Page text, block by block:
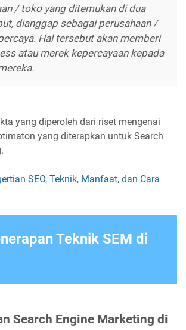
/ toko yang ditemukan di dua
dianggap sebagai perusahaan /
Hal tersebut akan memberi
atau merek kepercayaan kepada
yang diperoleh dari riset mengenai
yang diterapkan untuk Search
SEO, Teknik, Manfaat, dan Cara
Teknik SEM di
Search Engine Marketing di